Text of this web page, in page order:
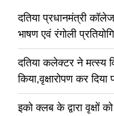
दतिया प्रधानमंत्री
भाषण एवं रंगोली
दतिया कलेक्टर ने मत्स्य
किया,वृक्षारोपण कर
इको क्लब के द्वारा वृक्षों